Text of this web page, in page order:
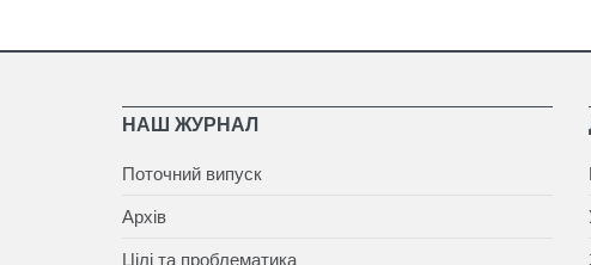
НАШ ЖУРНАЛ
Поточний випуск
Архів
Цілі та проблематика